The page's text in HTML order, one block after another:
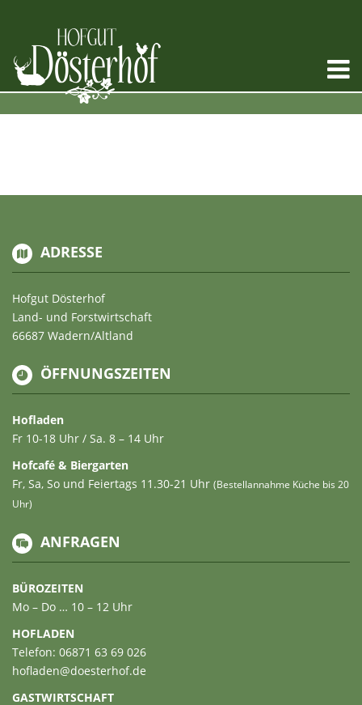
ADRESSE
Hofgut Dösterhof
Land- und Forstwirtschaft
66687 Wadern/Altland
ÖFFNUNGSZEITEN
Hofladen
Fr 10-18 Uhr / Sa. 8 – 14 Uhr
Hofcafé & Biergarten
Fr, Sa, So und Feiertags 11.30-21 Uhr (Bestellannahme Küche bis 20
Uhr)
ANFRAGEN
BÜROZEITEN
Mo – Do … 10 – 12 Uhr
HOFLADEN
Telefon: 06871 63 69 026
hofladen@doesterhof.de
GASTWIRTSCHAFT